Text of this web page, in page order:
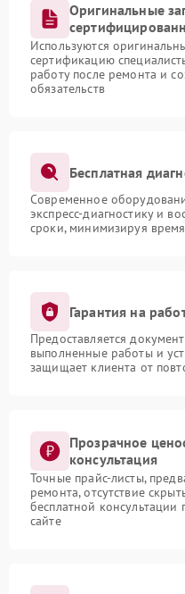
Оригинальные
Используются
сертификацию
работу после ремонта и
обязательств
Бесплатная
Современное
экспресс-диагностику и
сроки, минимизируя
Гарантия на
Предоставляется
выполненные работы и
защищает клиента от
Прозрачное
консультация
Точные прайс-листы,
ремонта, отсутствие
бесплатной
сайте